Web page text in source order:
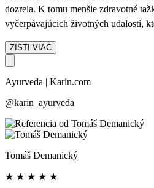
dozrela. K tomu menšie zdravotné tažkosti a zopár pre mňa
vyčerpávajúcich životných udalostí, ktoré
Aspoň trošku som videla prácu
profesne zaujímala), spoznala som
výletmi aj atmosféru krajiny. Život ľudí na Srí Lanke nám všetkým
uštedril poriadnu lekciu pokory a
je každopádne zážitkom, relaxom a
človeka za krátku chvíľu v mysli napadne. Ďakujem aj
Grófovej, ktorá je človekom na
láskou. Záverom len toľko, že o rok som tam opäť a už teraz sa
ZISTI VIAC
Ayurveda | Karin.com
@karin_ayurveda
Tomáš Demanický
★ ★ ★ ★ ★